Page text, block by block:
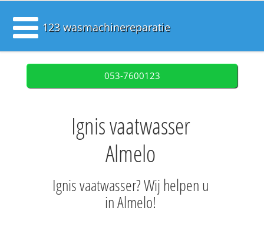
123 wasmachinereparatie
053-7600123
Ignis vaatwasser
Almelo
Ignis vaatwasser? Wij helpen u
in Almelo!